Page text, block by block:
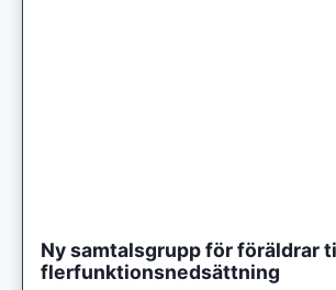
Ny samtalsgrupp för föräldrar
flerfunktionsnedsättning